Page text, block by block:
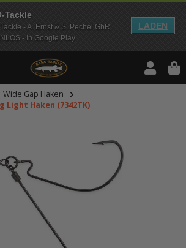
Tackle
- A. Ernst & S. Pechel GbR
- In Google Play
LADEN
Wide Gap Haken
Light Haken (7342TK)